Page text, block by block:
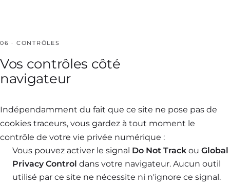
06 · CONTRÔLES
Vos contrôles côté
navigateur
Indépendamment du fait que ce site ne pose pas de
cookies traceurs, vous gardez à tout moment le
contrôle de votre vie privée numérique :
Vous pouvez activer le signal Do Not Track ou Global
Privacy Control dans votre navigateur. Aucun outil
utilisé par ce site ne nécessite ni n'ignore ce signal.